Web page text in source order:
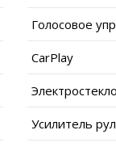
Голосовое
CarPlay
Усилитель